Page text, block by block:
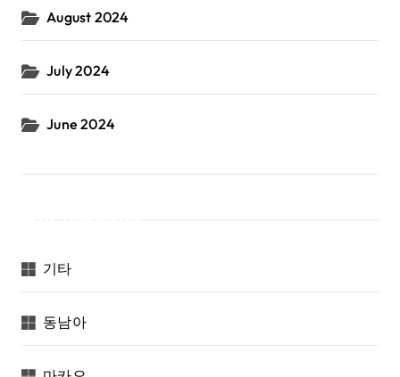
August 2024
July 2024
June 2024
기타
동남아